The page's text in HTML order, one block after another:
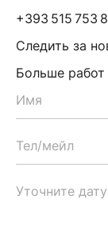
+393 515 753
Следить за
Больше работ